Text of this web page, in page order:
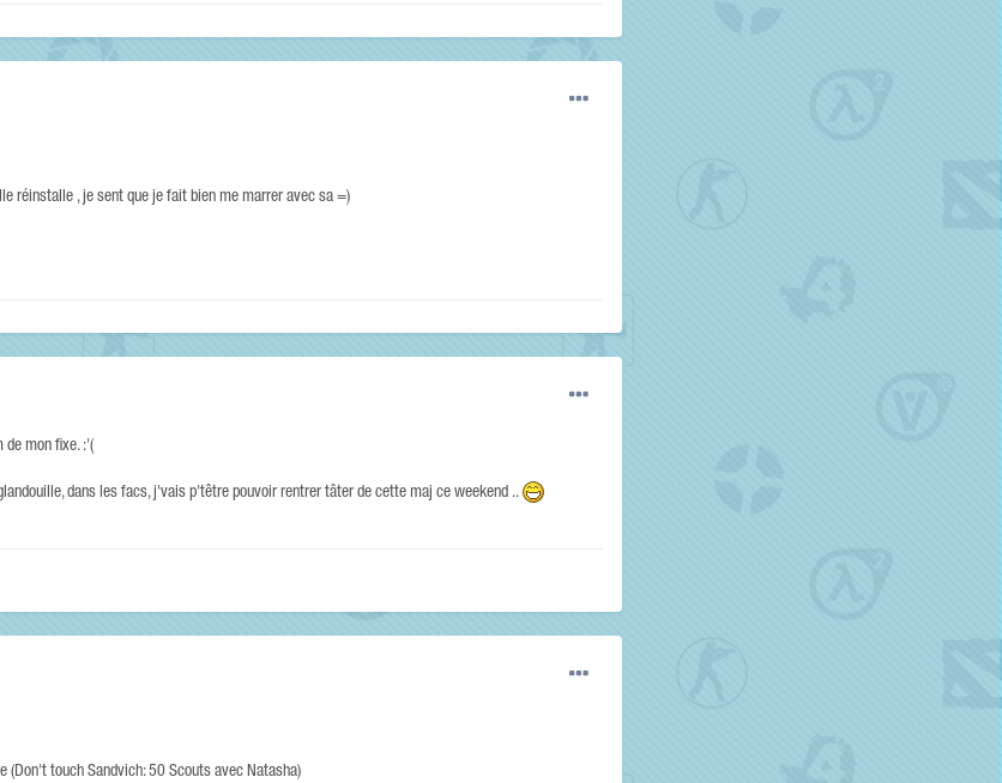
réinstalle , je sent que je fait bien me marrer avec sa =)
mon fixe. :'(
dans les facs, j'vais p'têtre pouvoir rentrer tâter de cette maj ce weekend ..
(Don't touch Sandvich: 50 Scouts avec Natasha)